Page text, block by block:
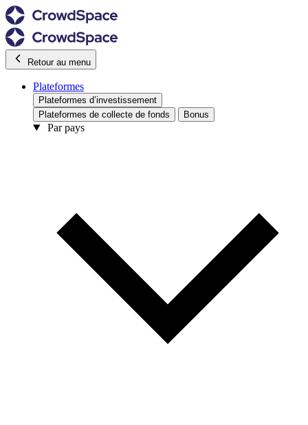
Retour au menu
Plateformes
Plateformes d’investissement
Plateformes de collecte de fonds
Bonus
Par pays